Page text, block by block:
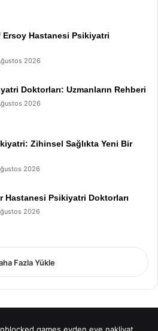
Ersoy Hastanesi Psikiyatri
2026
Doktorları: Uzmanların Rehberi
2026
Zihinsel Sağlıkta Yeni Bir
2026
Hastanesi Psikiyatri Doktorları
2026
Fazla Yükle
games evden eve nakliyat